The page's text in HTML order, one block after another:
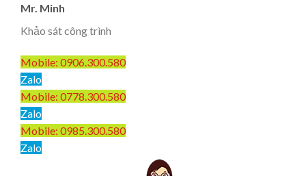
Mr. Minh
Khảo sát công trình
Mobile: 0906.300.580
Zalo
Mobile: 0778.300.580
Zalo
Mobile: 0985.300.580
Zalo